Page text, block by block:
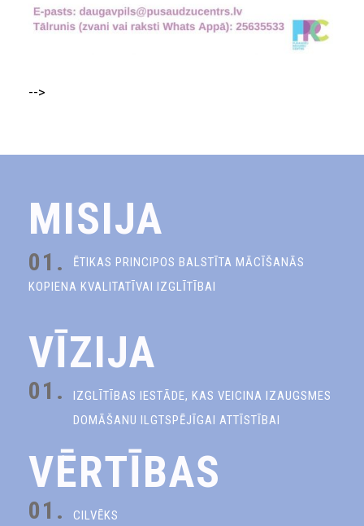
-->
MISIJA
01.
ĒTIKAS PRINCIPOS BALSTĪTA MĀCĪŠANĀS
KOPIENA KVALITATĪVAI IZGLĪTĪBAI
VĪZIJA
01.
IZGLĪTĪBAS IESTĀDE, KAS VEICINA IZAUGSMES
DOMĀŠANU ILGTSPĒJĪGAI ATTĪSTĪBAI
VĒRTĪBAS
01. CILVĒKS